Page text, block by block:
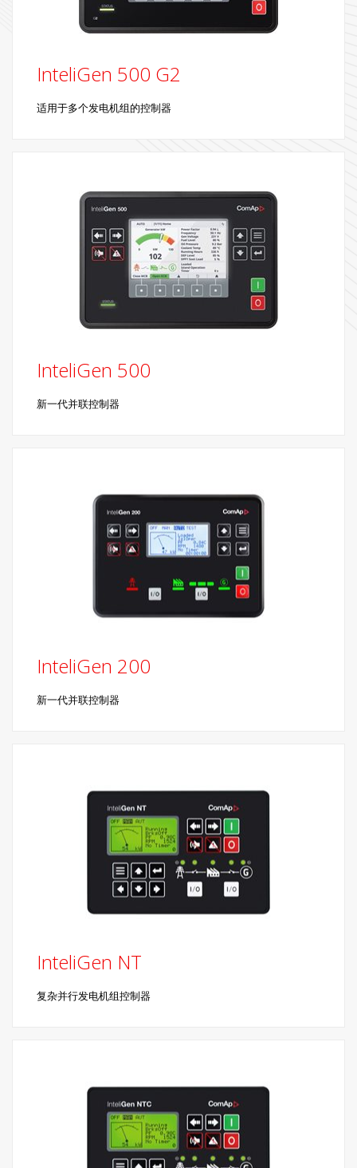
InteliGen 500 G2
适用于多个发电机组的控制器
InteliGen 500
新一代并联控制器
InteliGen 200
新一代并联控制器
InteliGen NT
复杂并行发电机组控制器